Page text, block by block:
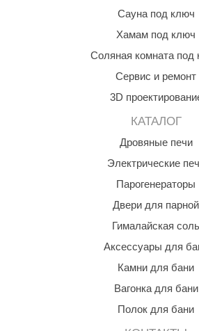
Сауна под ключ
Хамам под ключ
Соляная комната под
Сервис и ремонт
3D
КАТАЛОГ
Дровяные печи
Электрические
Парогенераторы
Двери для парной
Гималайская соль
Аксессуары для
Камни для бани
Вагонка для бани
Полок для бани